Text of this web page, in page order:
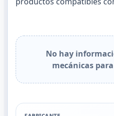
No hay
mecánicas